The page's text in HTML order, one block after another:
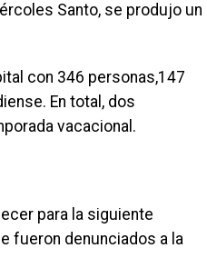
Santo, se produjo un
con 346 personas,147
En total, dos
vacacional.
para la siguiente
fueron denunciados a la